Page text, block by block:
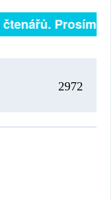
Prosíme,
2972